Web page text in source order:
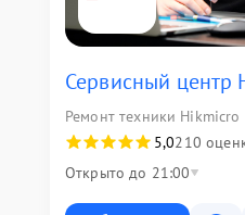
Сервисный центр
Ремонт техники Hikmicro
5,0210
Открыто до 21:00